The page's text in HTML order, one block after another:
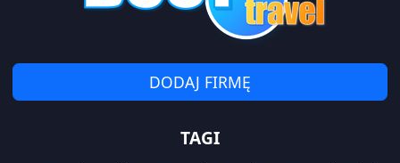
DODAJ FIRMĘ
TAGI